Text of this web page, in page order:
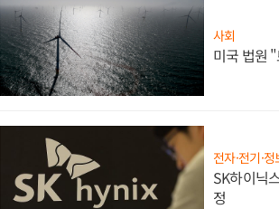
사회
미국 법원
전자·전기·
SK하이닉
정